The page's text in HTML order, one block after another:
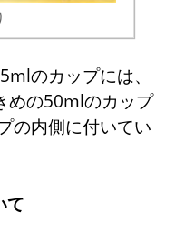
のカップには、
めの50mlのカップ
の内側に付いてい
て